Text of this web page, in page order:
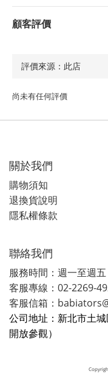
顧客評價
尚未有任何評價
關於我們
購物須知
退換貨說明
隱私權條款
聯絡我們
服務時間：週一至週
客服專線：02-2269-
客服信箱：
公司地址：新北市土
開放參觀）